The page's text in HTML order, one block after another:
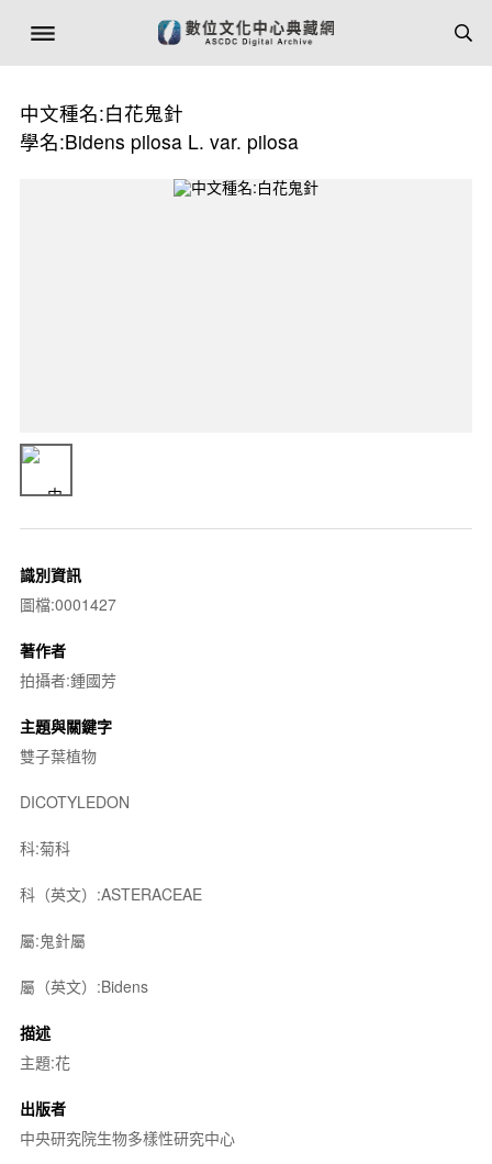
中文種名:白花鬼針
學名:Bidens pilosa L. var. pilosa
識別資訊
圖檔:0001427
著作者
拍攝者:鍾國芳
主題與關鍵字
雙子葉植物
DICOTYLEDON
科:菊科
科（英文）:ASTERACEAE
屬:鬼針屬
屬（英文）:Bidens
描述
主題:花
出版者
中央研究院生物多樣性研究中心